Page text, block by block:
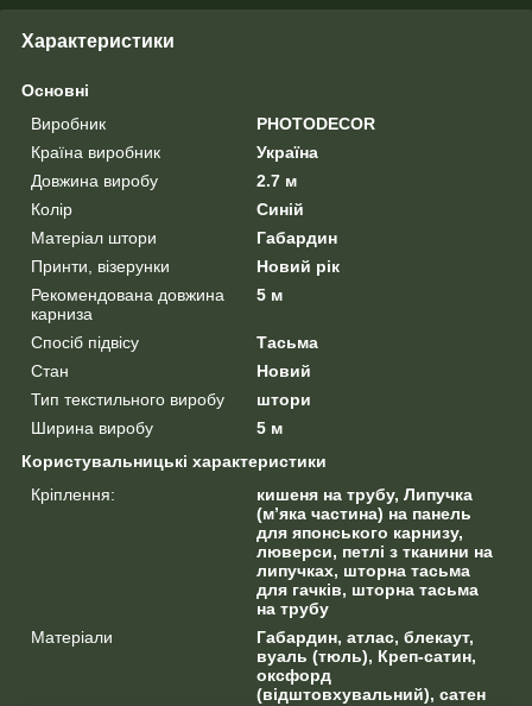
Характеристики
Основні
Виробник
PHOTODECOR
Країна виробник
Україна
Довжина виробу
2.7 м
Колір
Синій
Матеріал штори
Габардин
Принти, візерунки
Новий рік
Рекомендована довжина
карниза
5 м
Спосіб підвісу
Тасьма
Стан
Новий
Тип текстильного виробу
штори
Ширина виробу
5 м
Користувальницькі характеристики
Кріплення:
кишеня на трубу, Липучка
(м’яка частина) на панель
для японського карнизу,
люверси, петлі з тканини на
липучках, шторна тасьма
для гачків, шторна тасьма
на трубу
Матеріали
Габардин, атлас, блекаут,
вуаль (тюль), Креп-сатин,
оксфорд
(відштовхувальний), сатен